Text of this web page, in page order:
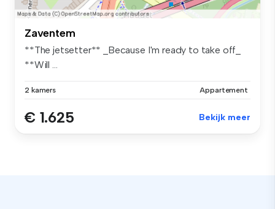
Zaventem
**The jetsetter** _Because I'm ready to take off_
**Will ...
2 kamers Appartement
€ 1.625 Bekijk meer